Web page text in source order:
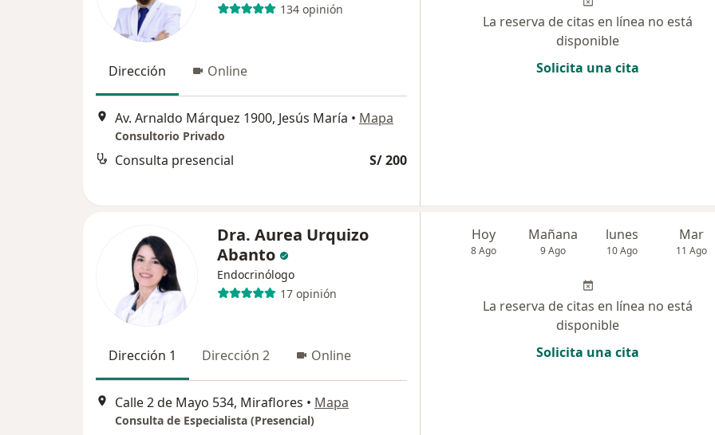
134 opinión
Dirección Online
Av. Arnaldo Márquez 1900, Jesús María • Mapa
Consultorio Privado
Consulta presencial S/ 200
La reserva de citas en línea no está
disponible
Solicita una cita
Dra. Aurea Urquizo
Abanto
Endocrinólogo
17 opinión
Dirección 1 Dirección 2 Online
Calle 2 de Mayo 534, Miraflores • Mapa
Consulta de Especialista (Presencial)
Hoy
8 Ago
Mañana
9 Ago
lunes
10 Ago
Mar
11 Ago
La reserva de citas en línea no está
disponible
Solicita una cita